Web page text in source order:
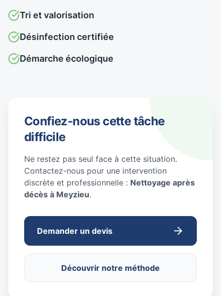
Tri et valorisation
Désinfection certifiée
Démarche écologique
Confiez-nous cette tâche
difficile
Ne restez pas seul face à cette situation.
Contactez-nous pour une intervention
discrète et professionnelle : Nettoyage après
décès à Meyzieu.
Demander un devis
Découvrir notre méthode